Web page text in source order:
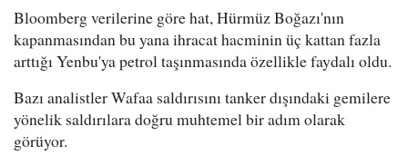
Bloomberg verilerine göre hat, Hürmüz Boğazı'nın
kapanmasından bu yana ihracat hacminin üç kattan fazla
arttığı Yenbu'ya petrol taşınmasında özellikle faydalı oldu.
Bazı analistler Wafaa saldırısını tanker dışındaki gemilere
yönelik saldırılara doğru muhtemel bir adım olarak
görüyor.